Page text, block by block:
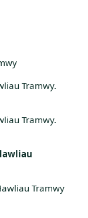
Tramwy.
Tramwy.
Tramwy